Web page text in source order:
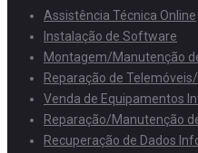
Assistência Técnica Online
Instalação de Software
Montagem/Manutenção
Reparação de Telemóveis/
Venda de Equipamentos
Reparação/Manutenção
Recuperação de Dados